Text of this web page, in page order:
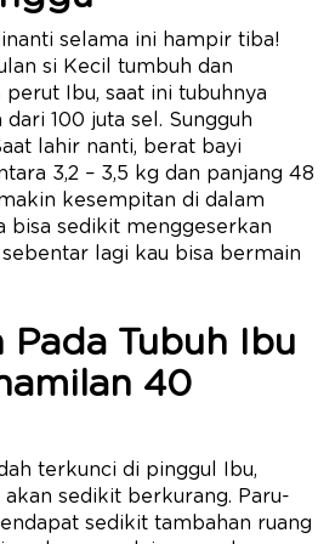
selama ini hampir tiba!
si Kecil tumbuh dan
Ibu, saat ini tubuhnya
100 juta sel. Sungguh
lahir nanti, berat bayi
3,2 – 3,5 kg dan panjang 48
kesempitan di dalam
bisa sedikit menggeserkan
lagi kau bisa bermain
Pada Tubuh Ibu
40
terkunci di pinggul Ibu,
akan sedikit berkurang. Paru-
sedikit tambahan ruang